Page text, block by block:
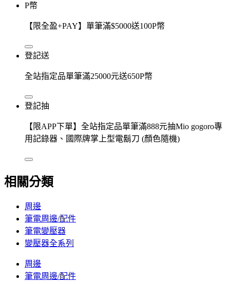
P幣
【限全盈+PAY】單筆滿$5000送100P幣
登記送
全站指定品單筆滿25000元送650P幣
登記抽
【限APP下單】全站指定品單筆滿888元抽Mio gogoro專
用記錄器、國際牌掌上型電鬍刀 (顏色隨機)
相關分類
周邊
筆電周邊/配件
筆電變壓器
變壓器全系列
周邊
筆電周邊/配件